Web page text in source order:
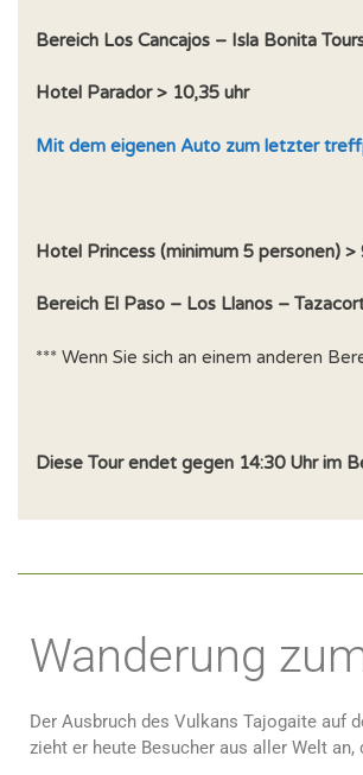
Bereich Los Cancajos – Isla Bonita
Hotel Parador > 10,35 uhr
Mit dem eigenen Auto zum letzter
Hotel Princess (minimum 5 personen) >
Bereich El Paso – Los Llanos –
*** Wenn Sie sich an einem anderen
Diese Tour endet gegen 14:30 Uhr im
Wanderung
Der Ausbruch des Vulkans Tajogaite auf
zieht er heute Besucher aus aller Welt